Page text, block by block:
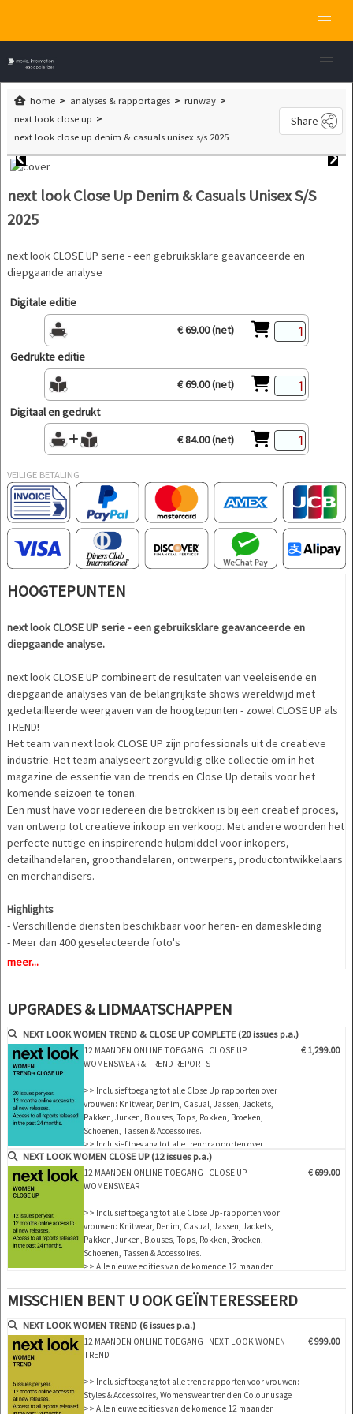
home analyses & rapportages
runway
next look close up
next look close up denim & casuals unisex s/s 2025
Share
next look Close Up Denim & Casuals Unisex S/S
2025
next look CLOSE UP serie - een gebruiksklare geavanceerde en
diepgaande analyse
Digitale editie
€ 69.00 (net)
Gedrukte editie
€ 69.00 (net)
Digitaal en gedrukt
€ 84.00 (net)
VEILIGE BETALING
HOOGTEPUNTEN
next look CLOSE UP serie - een gebruiksklare geavanceerde en
diepgaande analyse.
next look CLOSE UP combineert de resultaten van veeleisende en
diepgaande analyses van de belangrijkste shows wereldwijd met
gedetailleerde weergaven van de hoogtepunten - zowel CLOSE UP als
TREND!
Het team van next look CLOSE UP zijn professionals uit de creatieve
industrie. Het team analyseert zorgvuldig elke collectie om in het
magazine de essentie van de trends en Close Up details voor het
komende seizoen te tonen.
Een must have voor iedereen die betrokken is bij een creatief proces,
van ontwerp tot creatieve inkoop en verkoop. Met andere woorden het
perfecte nuttige en inspirerende hulpmiddel voor inkopers,
detailhandelaren, groothandelaren, ontwerpers, productontwikkelaars
en merchandisers.
Highlights
- Verschillende diensten beschikbaar voor heren- en dameskleding
- Meer dan 400 geselecteerde foto's
- Meer dan 100 close-ups
- Gedetailleerde weergaven van de hoogtepunten
- Snitten, stoffen, kleuren en meer
NLCWMD |S/S 2025
meer...
UPGRADES & LIDMAATSCHAPPEN
NEXT LOOK WOMEN TREND & CLOSE UP COMPLETE (20 issues p.a.)
12 MAANDEN ONLINE TOEGANG | CLOSE UP
WOMENSWEAR & TREND REPORTS
>> Inclusief toegang tot alle Close Up rapporten over
vrouwen: Knitwear, Denim, Casual, Jassen, Jackets,
Pakken, Jurken, Blouses, Tops, Rokken, Broeken,
Schoenen, Tassen & Accessoires.
>> Inclusief toegang tot alle trendrapporten over
vrouwen: Styles & Accessoires, womenswear trend en
colour usage
>> Alle nieuwe edities van de komende 12 maanden
€ 1,299.00
NEXT LOOK WOMEN CLOSE UP (12 issues p.a.)
12 MAANDEN ONLINE TOEGANG | CLOSE UP
WOMENSWEAR
>> Inclusief toegang tot alle Close Up-rapporten voor
vrouwen: Knitwear, Denim, Casual, Jassen, Jackets,
Pakken, Jurken, Blouses, Tops, Rokken, Broeken,
Schoenen, Tassen & Accessoires.
>> Alle nieuwe edities van de komende 12 maanden
edities!
>> Download tot 15 volledige PDF nummers naar keuze
>> Bekijk alle verslagen van de 12 maanden li…
€ 699.00
MISSCHIEN BENT U OOK GEÏNTERESSEERD
NEXT LOOK WOMEN TREND (6 issues p.a.)
12 MAANDEN ONLINE TOEGANG | NEXT LOOK WOMEN
TREND
>> Inclusief toegang tot alle trendrapporten voor vrouwen:
Styles & Accessoires, Womenswear trend en Colour usage
>> Alle nieuwe edities van de komende 12 maanden
€ 999.00